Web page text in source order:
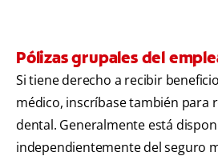
Pólizas grupales del
Si tiene derecho a recibir
médico, inscríbase también para
dental. Generalmente está
independientemente del seguro